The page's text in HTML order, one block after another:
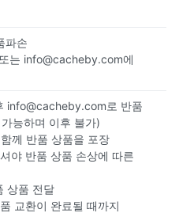
파손
는 info@cacheby.com에
info@cacheby.com로 반품
능하며 이후 불가)
께 반품 상품을 포장
야 반품 상품 손상에 따른
상품 전달
교환이 완료될 때까지